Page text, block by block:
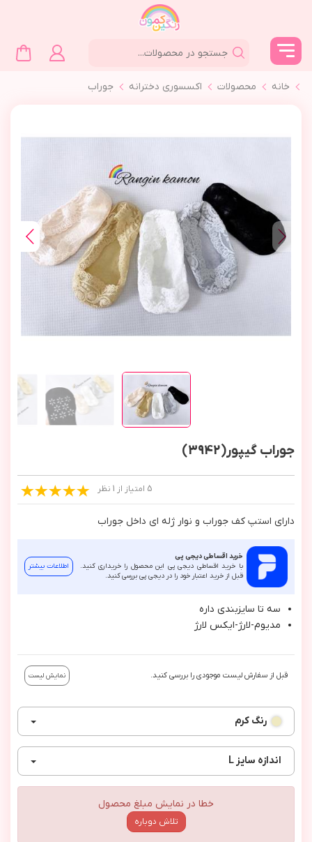
خانه محصولات اکسسوری دخترانه جوراب
جوراب گیپور(3942)
5 امتیاز از 1 نظر
داراي استپ كف جوراب و نوار ژله اي داخل جوراب
خرید اقساطی دیجی پی
با خرید اقساطی دیجی پی این محصول را خریداری کنید.
قبل از خرید اعتبار خود را در دیجی پی بررسی کنید.
اطلاعات بیشتر
سه تا سايزبندي داره
مديوم-لارژ-ايكس لارژ
قبل از سفارش لیست موجودی را بررسی کنید. نمایش لیست
رنگ کرم
اندازه سایز L
خطا در نمایش مبلغ محصول
تلاش دوباره